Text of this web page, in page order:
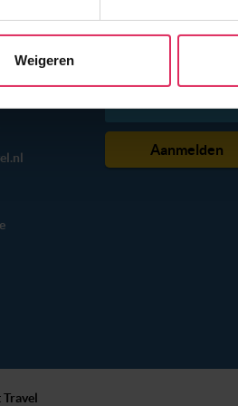
bieden en om ons
We hebben partners voor
aanpassen. Klik daarvoor op de
Je kunt dan weer per type cookie
Weigeren
96 32